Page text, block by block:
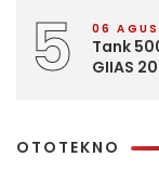
5 06
Tank
GIIAS
OTOTEKNO